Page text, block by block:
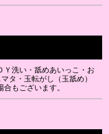
Ｙ洗い・舐めあいっこ・お
タ・玉転がし（玉舐め）
もございます。